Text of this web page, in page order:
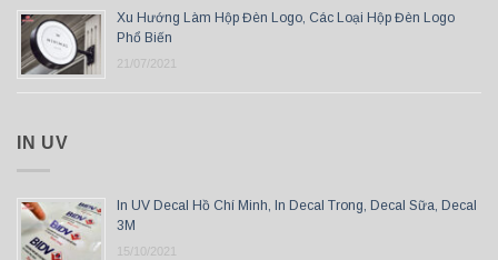
Xu Hướng Làm Hộp Đèn Logo, Các Loại Hộp Đèn Logo
Phổ Biến
21/07/2021
IN UV
In UV Decal Hồ Chí Minh, In Decal Trong, Decal Sữa, Decal
3M
15/10/2021